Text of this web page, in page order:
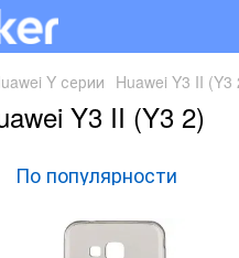
Y серии Huawei Y3 II (Y3
Y3 II (Y3 2)
По популярности